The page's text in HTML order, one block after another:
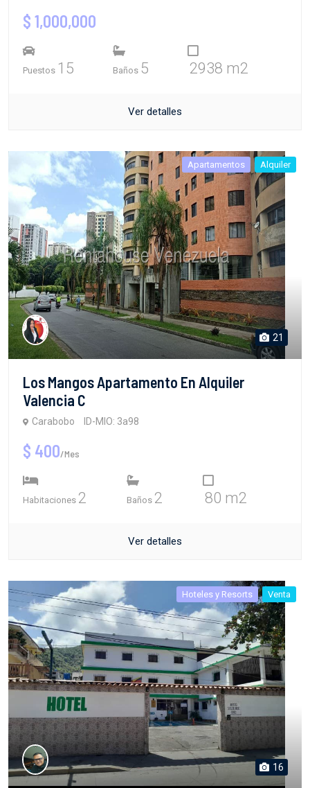
$ 1,000,000
Puestos 15 Baños 5 2938 m2
Ver detalles
Apartamentos Alquiler
21
Los Mangos Apartamento En Alquiler
Valencia C
Carabobo ID-MIO: 3a98
$ 400/Mes
Habitaciones 2 Baños 2 80 m2
Ver detalles
Hoteles y Resorts Venta
16